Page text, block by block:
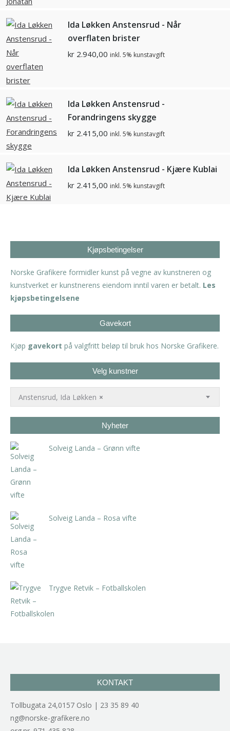
Ida Løkken Anstensrud - Når
overflaten brister
kr 2.940,00 inkl. 5% kunstavgift
Ida Løkken Anstensrud -
Forandringens skygge
kr 2.415,00 inkl. 5% kunstavgift
Ida Løkken Anstensrud - Kjære Kublai
kr 2.415,00 inkl. 5% kunstavgift
Kjøpsbetingelser
Norske Grafikere formidler kunst på vegne av kunstneren og
kunstverket er kunstnerens eiendom inntil varen er betalt. Les
kjøpsbetingelsene
Gavekort
Kjøp gavekort på valgfritt beløp til bruk hos Norske Grafikere.
Velg kunstner
×
Anstensrud, Ida Løkken
Nyheter
Solveig Landa – Grønn vifte
Solveig Landa – Rosa vifte
Trygve Retvik – Fotballskolen
KONTAKT
Tollbugata 24,0157 Oslo | 23 35 89 40
ng@norske-grafikere.no